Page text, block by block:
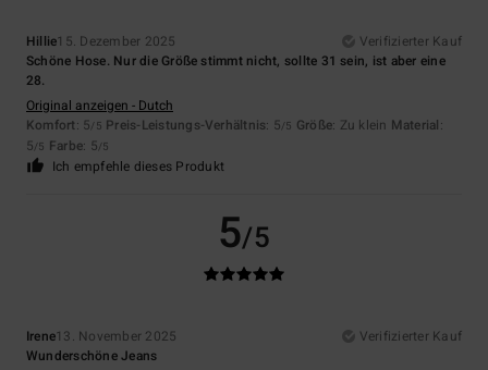
Hillie15. Dezember 2025
Verifizierter Kauf
Schöne Hose. Nur die Größe stimmt nicht, sollte 31 sein, ist aber eine
28.
Original anzeigen - Dutch
Komfort: 5/5 Preis-Leistungs-Verhältnis: 5/5 Größe: Zu klein Material:
5/5 Farbe: 5/5
Ich empfehle dieses Produkt
5/5
Irene13. November 2025
Verifizierter Kauf
Wunderschöne Jeans